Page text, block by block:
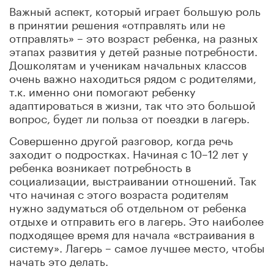
Важный аспект, который играет большую роль
в принятии решения «отправлять или не
отправлять» – это возраст ребенка, на разных
этапах развития у детей разные потребности.
Дошколятам и ученикам начальных классов
очень важно находиться рядом с родителями,
т.к. именно они помогают ребенку
адаптироваться в жизни, так что это большой
вопрос, будет ли польза от поездки в лагерь.
Совершенно другой разговор, когда речь
заходит о подростках. Начиная с 10–12 лет у
ребенка возникает потребность в
социализации, выстраивании отношений. Так
что начиная с этого возраста родителям
нужно задуматься об отдельном от ребенка
отдыхе и отправить его в лагерь. Это наиболее
подходящее время для начала «встраивания в
систему». Лагерь – самое лучшее место, чтобы
начать это делать.